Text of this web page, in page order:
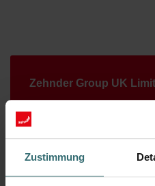
Zustimmung
Zehnder Group UK
Concept House,
Camberley, Surrey
United Kingdom